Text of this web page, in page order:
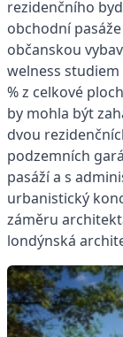
rezidenčního
obchodní
občanskou
welness
% z celkové
by mohla být
dvou
podzemních
pasáží a s
urbanistický
záměru
londýnská